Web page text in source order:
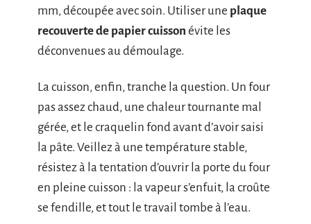
mm, découpée avec soin. Utiliser une plaque
recouverte de papier cuisson évite les
déconvenues au démoulage.
La cuisson, enfin, tranche la question. Un four
pas assez chaud, une chaleur tournante mal
gérée, et le craquelin fond avant d’avoir saisi
la pâte. Veillez à une température stable,
résistez à la tentation d’ouvrir la porte du four
en pleine cuisson : la vapeur s’enfuit, la croûte
se fendille, et tout le travail tombe à l’eau.